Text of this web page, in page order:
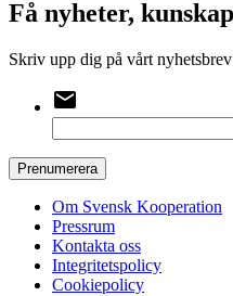
Få nyheter,
Skriv upp dig på vårt
email
Prenumerera
Om Svensk Kooperation
Pressrum
Kontakta oss
Integritetspolicy
Cookiepolicy